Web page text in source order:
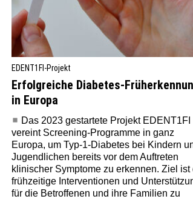
EDENT1FI-Projekt
Erfolgreiche Diabetes-
in Europa
Das 2023 gestartete Projekt EDENT1FI
vereint Screening-Programme in ganz
Europa, um Typ-1-Diabetes bei Kindern
Jugendlichen bereits vor dem Auftreten
klinischer Symptome zu erkennen. Ziel ist
frühzeitige Interventionen und
für die Betroffenen und ihre Familien zu